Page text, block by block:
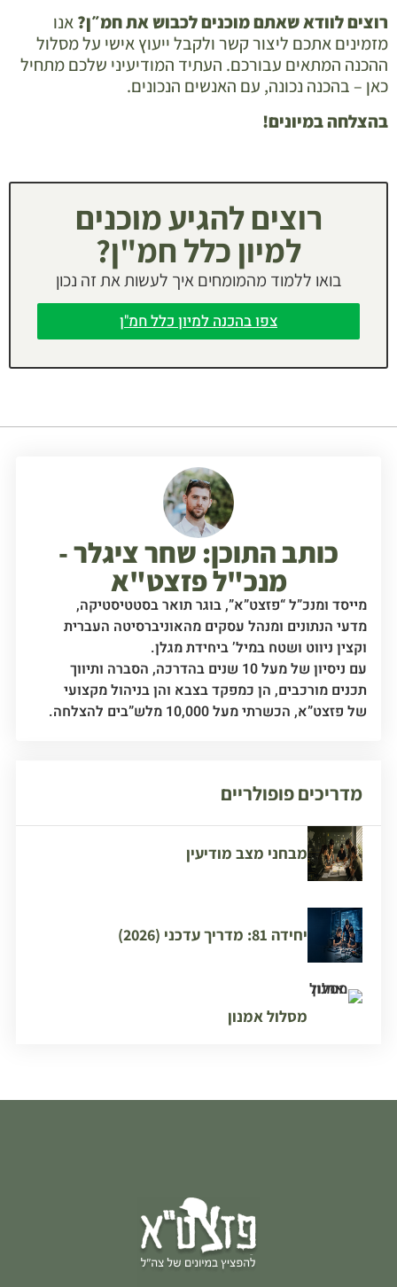
רוצים לוודא שאתם מוכנים לכבוש את חמ״ן?אנו
מזמינים אתכם ליצור קשר ולקבל ייעוץ אישי על מסלול
ההכנה המתאים עבורכם. העתיד המודיעיני שלכם מתחיל
כאן – בהכנה נכונה, עם האנשים הנכונים.
בהצלחה במיונים!
רוצים להגיע מוכנים
למיון כלל חמ"ן?
בואו ללמוד מהמומחים איך לעשות את זה נכון
צפו בהכנה למיון כלל חמ"ן
כותב התוכן: שחר ציגלר -
מנכ"ל פזצט"א
מייסד ומנכ”ל “פזצט”א”, בוגר תואר בסטטיסטיקה,
מדעי הנתונים ומנהל עסקים מהאוניברסיטה העברית
וקצין ניווט ושטח במיל’ ביחידת מגלן.
עם ניסיון של מעל 10 שנים בהדרכה, הסברה ותיווך
תכנים מורכבים, הן כמפקד בצבא והן בניהול מקצועי
של פזצט”א, הכשרתי מעל 10,000 מלש”בים להצלחה.
מדריכים פופולריים
מבחני מצב מודיעין
יחידה 81: מדריך עדכני (2026)
מסלול אמנון